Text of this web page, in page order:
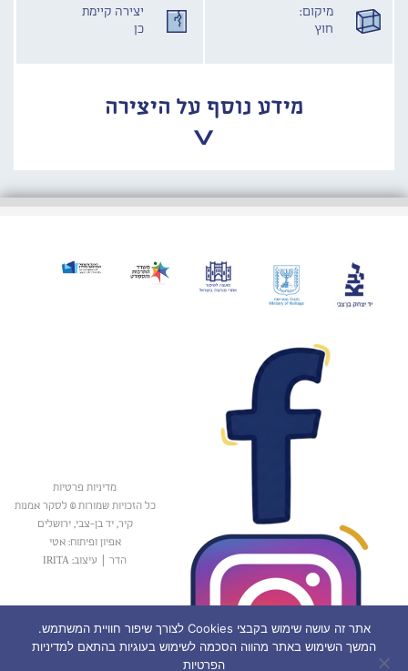
מיקום:
חוץ
יצירה קיימת
כן
מידע נוסף על היצירה
מדיניות פרטיות
כל הזכויות שמורות © לסקר אמנות
קיר, יד בן-צבי, ירושלים
אפיון ופיתוח: אטי
הדר
עיצוב: IRITA
אתר זה עושה שימוש בקבצי Cookies לצורך שיפור חוויית המשתמש.
המשך השימוש באתר מהווה הסכמה לשימוש בעוגיות בהתאם למדיניות
הפרטיות